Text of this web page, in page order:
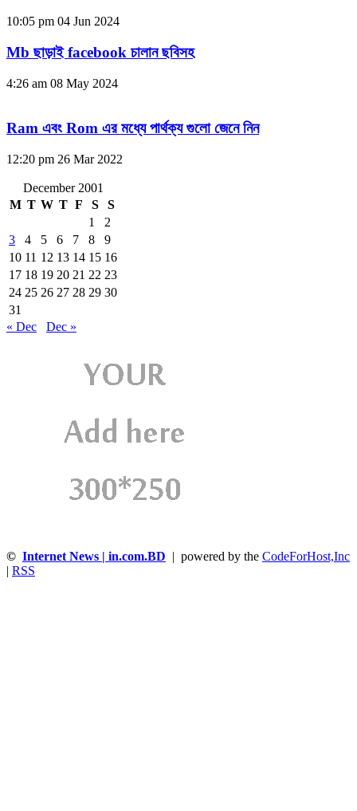
10:05 pm 04 Jun 2024
Mb ছাড়াই facebook চালান ছবিসহ
4:26 am 08 May 2024
Ram এবং Rom এর মধ্যে পার্থক্য গুলো জেনে নিন
12:20 pm 26 Mar 2022
December 2001
M T W T F S
S
1
2
3
4 5 6 7 8
9
10 11 12 13 14 15 16
17 18 19 20 21 22 23
24 25 26 27 28 29 30
31
« Dec
Dec »
© Internet News | in.com.BD | powered by the CodeForHost,Inc
| RSS